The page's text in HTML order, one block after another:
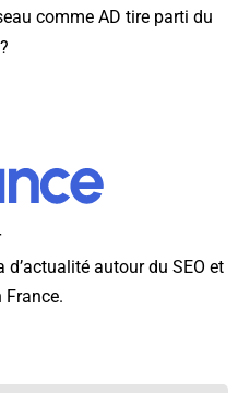
comme AD tire parti du
autour du SEO et
France.